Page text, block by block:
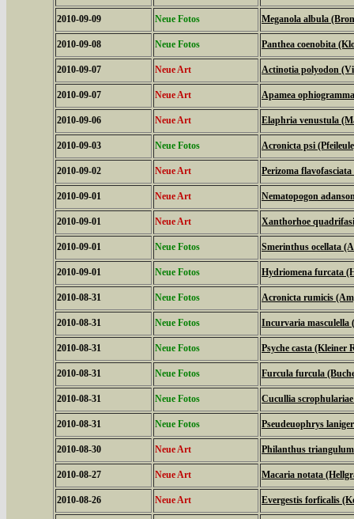
2010-09-09 Neue Fotos Meganola albula
2010-09-08 Neue Fotos Panthea coenobita
2010-09-07 Neue Art Actinotia polyodon
2010-09-07 Neue Art Apamea
2010-09-06 Neue Art Elaphria venustula
2010-09-03 Neue Fotos Acronicta psi
2010-09-02 Neue Art Perizoma
2010-09-01 Neue Art Nematopogon
2010-09-01 Neue Art Xanthorhoe
2010-09-01 Neue Fotos Smerinthus ocellata
2010-09-01 Neue Fotos Hydriomena furcata
2010-08-31 Neue Fotos Acronicta rumicis
2010-08-31 Neue Fotos Incurvaria masculella
2010-08-31 Neue Fotos Psyche casta (Kleiner
2010-08-31 Neue Fotos Furcula furcula
2010-08-31 Neue Fotos Cucullia
2010-08-31 Neue Fotos Pseudeuophrys
2010-08-30 Neue Art Philanthus
2010-08-27 Neue Art Macaria notata
2010-08-26 Neue Art Evergestis forficalis